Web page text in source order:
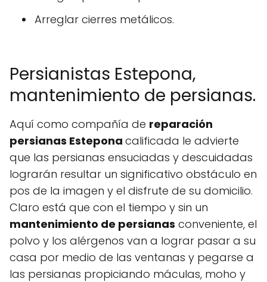
Arreglar cierres metálicos.
Persianistas Estepona,
mantenimiento de persianas.
Aquí como compañía de reparación
persianas Estepona calificada le advierte
que las persianas ensuciadas y descuidadas
lograrán resultar un significativo obstáculo en
pos de la imagen y el disfrute de su domicilio.
Claro está que con el tiempo y sin un
mantenimiento de persianas conveniente, el
polvo y los alérgenos van a lograr pasar a su
casa por medio de las ventanas y pegarse a
las persianas propiciando máculas, moho y